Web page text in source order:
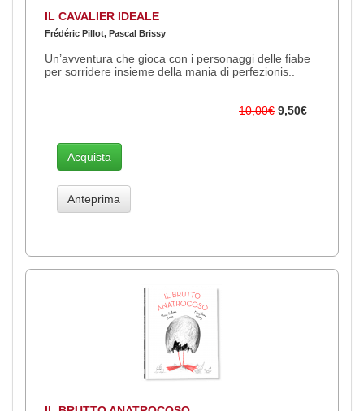
IL CAVALIER IDEALE
Frédéric Pillot, Pascal Brissy
Un’avventura che gioca con i personaggi delle fiabe
per sorridere insieme della mania di perfezionis..
10,00€ 9,50€
Acquista
Anteprima